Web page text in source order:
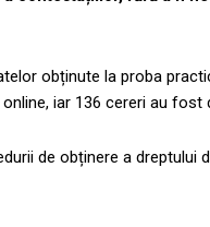
obținute la proba
iar 136 cereri au fost
de obținere a dreptului